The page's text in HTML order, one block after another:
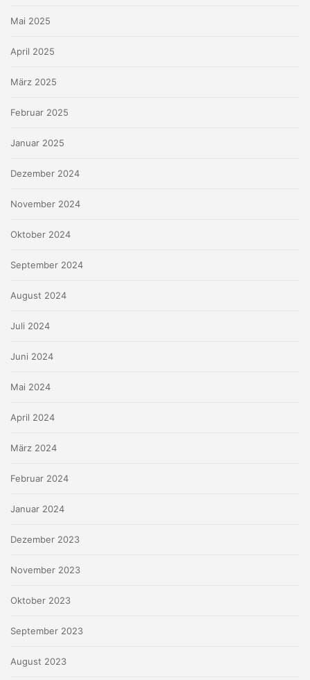
Mai 2025
April 2025
März 2025
Februar 2025
Januar 2025
Dezember 2024
November 2024
Oktober 2024
September 2024
August 2024
Juli 2024
Juni 2024
Mai 2024
April 2024
März 2024
Februar 2024
Januar 2024
Dezember 2023
November 2023
Oktober 2023
September 2023
August 2023